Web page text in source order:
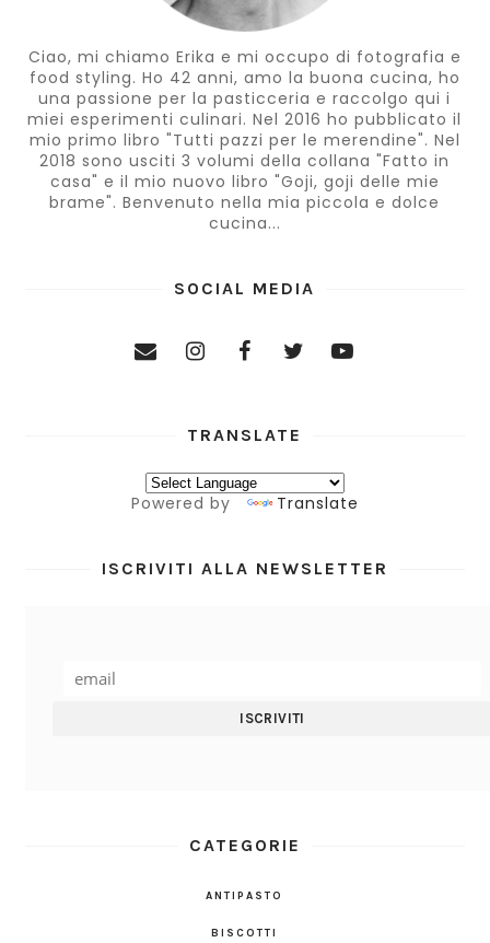
Ciao, mi chiamo Erika e mi occupo di fotografia e
food styling. Ho 42 anni, amo la buona cucina, ho
una passione per la pasticceria e raccolgo qui i
miei esperimenti culinari. Nel 2016 ho pubblicato il
mio primo libro "Tutti pazzi per le merendine". Nel
2018 sono usciti 3 volumi della collana "Fatto in
casa" e il mio nuovo libro "Goji, goji delle mie
brame". Benvenuto nella mia piccola e dolce
cucina...
SOCIAL MEDIA
TRANSLATE
Powered by Translate
ISCRIVITI ALLA NEWSLETTER
CATEGORIE
ANTIPASTO
BISCOTTI